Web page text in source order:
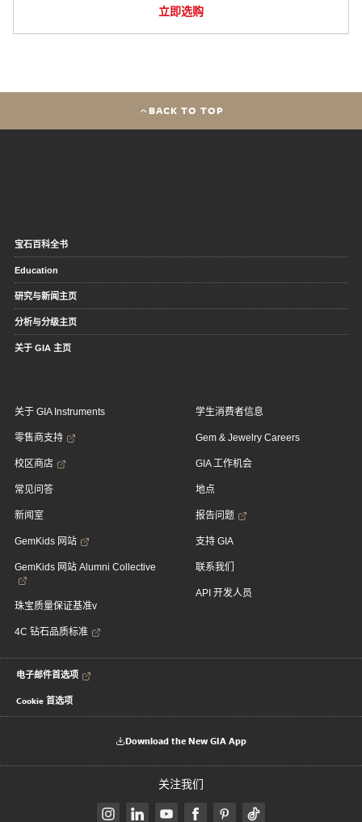
立即选购
BACK TO TOP
宝石百科全书
Education
研究与新闻主页
分析与分级主页
关于 GIA 主页
关于 GIA Instruments
零售商支持
校区商店
常见问答
新闻室
GemKids 网站
GemKids 网站 Alumni Collective
珠宝质量保证基准v
4C 钻石品质标准
学生消费者信息
Gem & Jewelry Careers
GIA 工作机会
地点
报告问题
支持 GIA
联系我们
API 开发人员
电子邮件首选项
Cookie 首选项
Download the New GIA App
关注我们